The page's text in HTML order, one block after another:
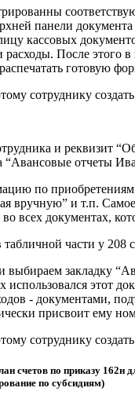
панели
кассовых
После этого в
готовую
сотруднику
и реквизит
“Авансовые отчеты
по
вручную” и т.п.
документах,
части у
закладку
этот
- документами,
присвоит ему
сотруднику
счетов по приказу
по субсидиям)